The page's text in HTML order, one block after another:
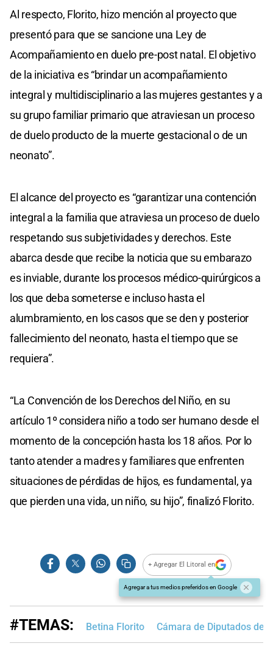
Al respecto, Florito, hizo mención al proyecto que
presentó para que se sancione una Ley de
Acompañamiento en duelo pre-post natal. El objetivo
de la iniciativa es “brindar un acompañamiento
integral y multidisciplinario a las mujeres gestantes y a
su grupo familiar primario que atraviesan un proceso
de duelo producto de la muerte gestacional o de un
neonato”.
El alcance del proyecto es “garantizar una contención
integral a la familia que atraviesa un proceso de duelo
respetando sus subjetividades y derechos. Este
abarca desde que recibe la noticia que su embarazo
es inviable, durante los procesos médico-quirúrgicos a
los que deba someterse e incluso hasta el
alumbramiento, en los casos que se den y posterior
fallecimiento del neonato, hasta el tiempo que se
requiera”.
“La Convención de los Derechos del Niño, en su
artículo 1º considera niño a todo ser humano desde el
momento de la concepción hasta los 18 años. Por lo
tanto atender a madres y familiares que enfrenten
situaciones de pérdidas de hijos, es fundamental, ya
que pierden una vida, un niño, su hijo”, finalizó Florito.
+ Agregar El Litoral en
Agregar a tus medios preferidos en Google
#TEMAS: Betina Florito Cámara de Diputados de